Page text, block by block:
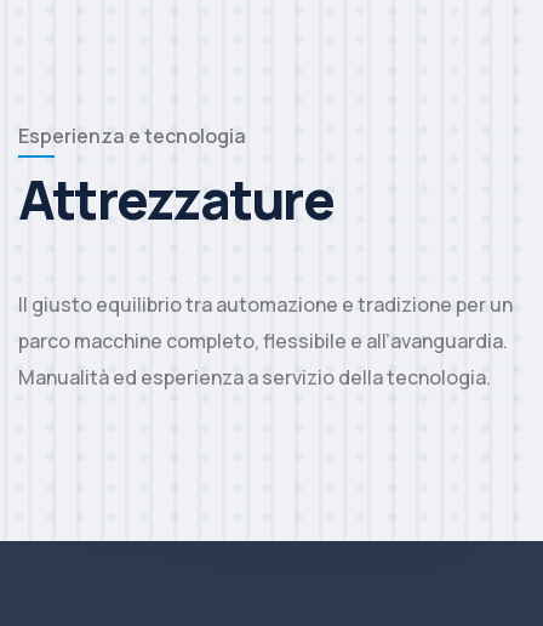
Esperienza e tecnologia
Attrezzature
Il giusto equilibrio tra automazione e tradizione per un
parco macchine completo, flessibile e all’avanguardia.
Manualità ed esperienza a servizio della tecnologia.